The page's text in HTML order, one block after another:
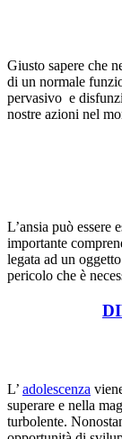
Giusto sapere che
di un normale
pervasivo e
nostre azioni nel
L’ansia può essere
importante
legata ad un
pericolo che è
L’ adolescenza
superare e nella
turbolente.